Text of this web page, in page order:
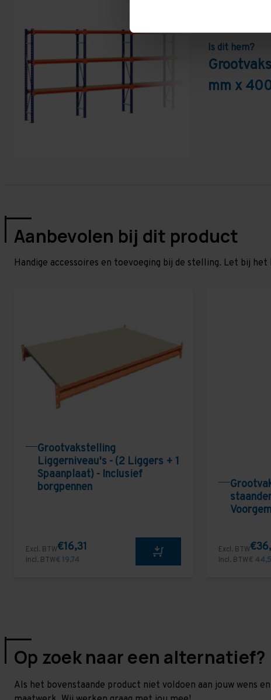
Is dit hem?
mm x
Aanbevolen bij dit product
Handige accessoires en toevoeging bij de stelling. Let bij
Grootvakstelling
Liggerniveau's - (2 Liggers + 1
Spaanplaat) - Inclusief
borgpennen
Excl. BTW€16,31
Incl. BTW€ 19,74
Excl. BTW
Incl. BTW€
Op zoek naar een alternatief?
Als het bovenstaande product niet voldoen aan jouw wens